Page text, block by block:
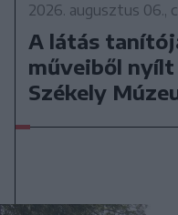
2026. augusztus 06.,
A látás
műveiből nyílt
Székely